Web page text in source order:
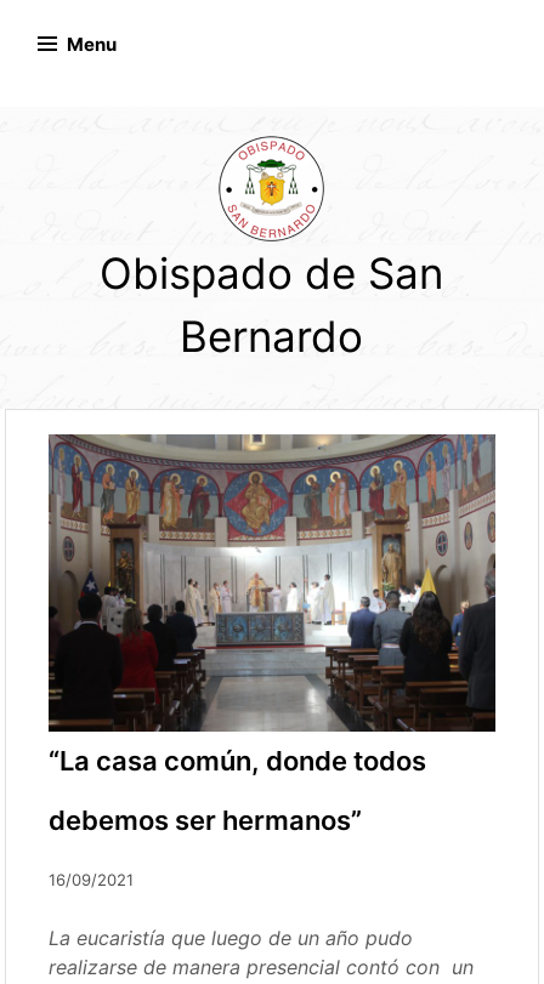
Menu
Obispado de San
Bernardo
“La casa común, donde todos
debemos ser hermanos”
16/09/2021
La eucaristía que luego de un año pudo
realizarse de manera presencial contó con un